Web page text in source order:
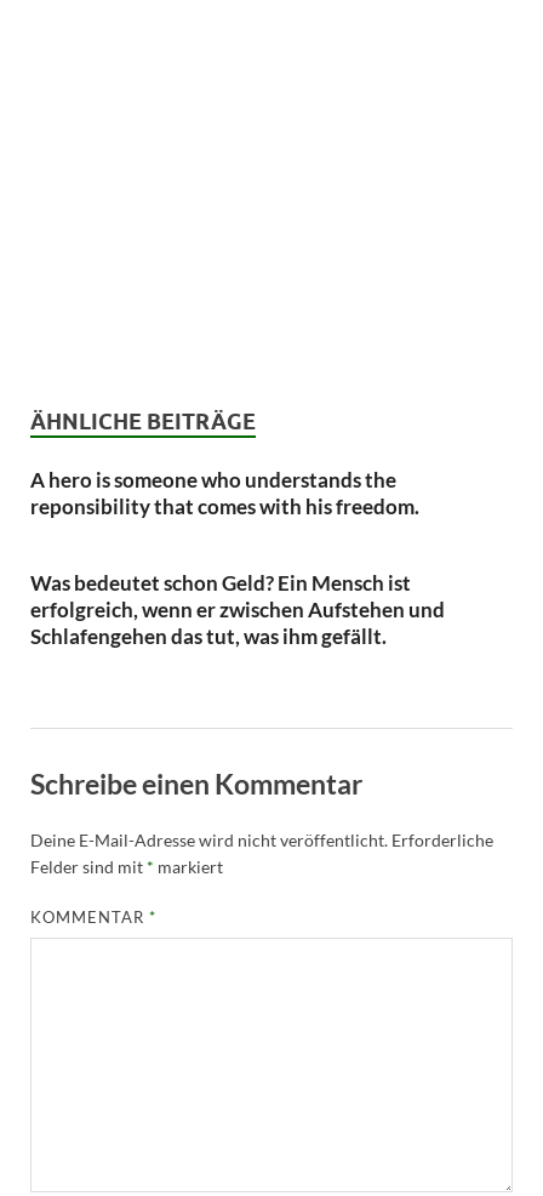
ÄHNLICHE BEITRÄGE
A hero is someone who understands the
reponsibility that comes with his freedom.
Was bedeutet schon Geld? Ein Mensch ist
erfolgreich, wenn er zwischen Aufstehen und
Schlafengehen das tut, was ihm gefällt.
Schreibe einen Kommentar
Deine E-Mail-Adresse wird nicht veröffentlicht. Erforderliche
Felder sind mit * markiert
KOMMENTAR*